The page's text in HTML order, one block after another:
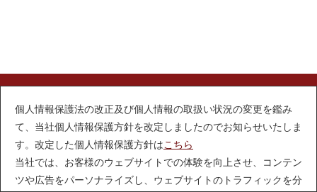
個人情報保護法の改正及び個人情報の取扱い状況の変更を鑑み
て、当社個人情報保護方針を改定しましたのでお知らせいたしま
す。改定した個人情報保護方針はこちら
当社では、お客様のウェブサイトでの体験を向上させ、コンテン
ツや広告をパーソナライズし、ウェブサイトのトラフィックを分
プライバシーポリシー 特定商取引法に基づく表示
© Mitsubishi Electric Digital Innovation Corporation